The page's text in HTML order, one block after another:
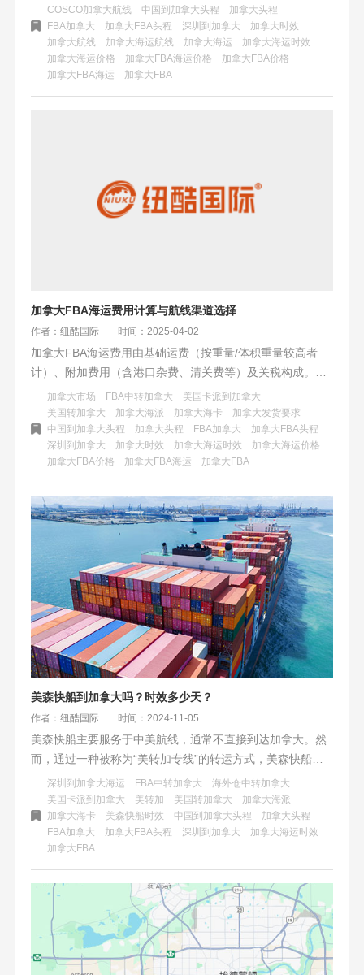
车服务等透明化服务，将超规物流转化为标准化可控交付。
COSCO加拿大航线
中国到加拿大头程
加拿大头程
FBA加拿大
加拿大FBA头程 深圳到加拿大
加拿大时效
加拿大航线
加拿大海运航线 加拿大海运
加拿大海运时效
加拿大海运价格
加拿大FBA海运价格
加拿大FBA价格
加拿大FBA海运
加拿大FBA
加拿大FBA海运费用计算与航线渠道选择
作者：纽酷国际 时间：2025-04-02
加拿大FBA海运费用由基础运费（按重量/体积重量较高者
计）、附加费用（含港口杂费、清关费等）及关税构成。航
线分直航温哥华（时效25-35天）、美森快船转口（规避塞
港，25-32天）和多伦多内陆路线（运费低10%-15%）。优
化建议：控制货物尺寸重量，小批量选拼箱+海卡专线，大货
选整柜+快船；冬季提前备货，优选双清包税服务商，对比隐
性费用。
加拿大市场 FBA中转加拿大
美国卡派到加拿大
美国转加拿大
加拿大海派 加拿大海卡
加拿大发货要求
中国到加拿大头程
加拿大头程 FBA加拿大
加拿大FBA头程
深圳到加拿大
加拿大时效 加拿大海运时效
加拿大海运价格
加拿大FBA价格
加拿大FBA海运 加拿大FBA
美森快船到加拿大吗？时效多少天？
作者：纽酷国际 时间：2024-11-05
美森快船主要服务于中美航线，通常不直接到达加拿大。然
而，通过一种被称为“美转加专线”的转运方式，美森快船可
以从美国转运至加拿大。这种方式涉及从上海、宁波等地出
发的美森快船抵达美国后，再由卡车派送到加拿大的FBA仓
库。整体运输时间相对较短，且有一定的赔付保障。虽然美
森快船本身不直接到达加拿大，但通过转运方式，它仍然为
加拿大提供了高效、可靠的海运物流服务。
深圳到加拿大海运 FBA中转加拿大
海外仓中转加拿大
美国卡派到加拿大
美转加 美国转加拿大
加拿大海派
加拿大海卡
美森快船时效 中国到加拿大头程
加拿大头程
FBA加拿大
加拿大FBA头程 深圳到加拿大
加拿大海运时效
加拿大FBA